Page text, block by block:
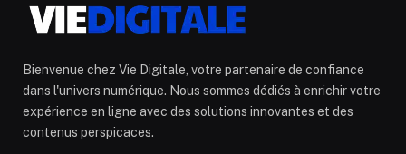
Bienvenue chez Vie Digitale, votre partenaire de confiance
dans l'univers numérique. Nous sommes dédiés à enrichir votre
expérience en ligne avec des solutions innovantes et des
contenus perspicaces.